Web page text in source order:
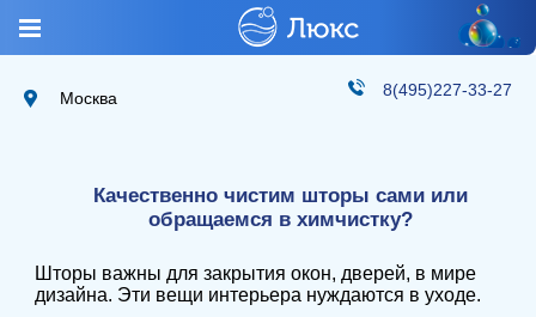
Москва 8(495)227-33-27
Качественно чистим шторы сами или
обращаемся в химчистку?
Шторы важны для закрытия окон, дверей, в мире
дизайна. Эти вещи интерьера нуждаются в уходе.